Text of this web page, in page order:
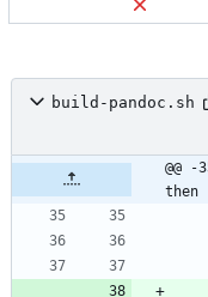
build-pandoc.sh
@@
then